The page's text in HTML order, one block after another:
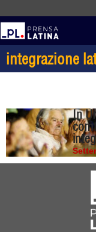
integrazione
In